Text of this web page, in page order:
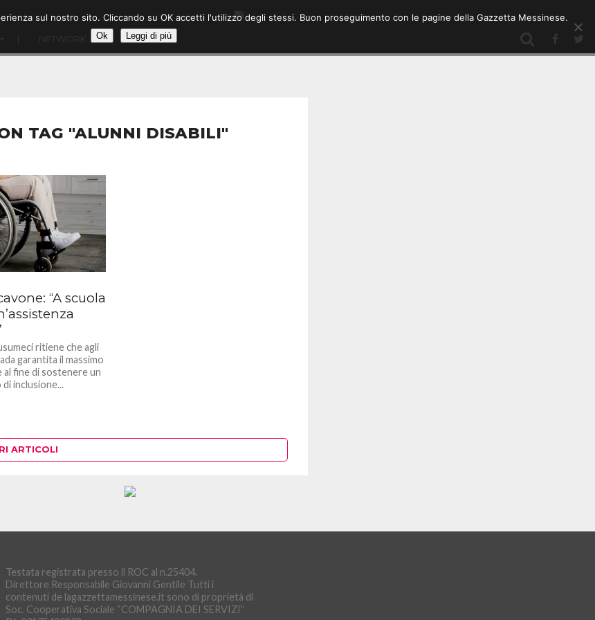
NETWORK
TAG "ALUNNI DISABILI"
“A scuola
ritiene che agli
garantita il massimo
al fine di sostenere un
inclusione...
ARTICOLI
Testata registrata presso il ROC al n.25404.
Direttore Responsabile Giovanni Gentile Tutti i
contenuti de lagazzettamessinese.it sono di proprietà di
Soc. Cooperativa Sociale “COMPAGNIA DEI SERVIZI”
sul nostro sito. Cliccando su OK accetti l'utilizzo degli stessi. Buon proseguimento con le pagine della Gazzetta Messinese.
Ok Leggi di più